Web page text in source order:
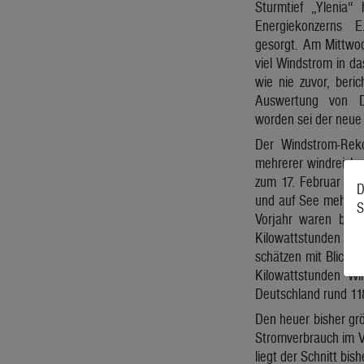
Sturmtief
Energiekonzerns
gesorgt. Am
viel Windstrom in
wie nie zuvor,
Auswertung von
worden sei der
Der Windstrom-
mehrerer
zum 17. Februar
und auf See mehr
Vorjahr waren bis
Kilowattstunden
schätzen mit Blick
Kilowattstunden
Deutschland rund
Den heuer bisher
Stromverbrauch im
liegt der Schnitt